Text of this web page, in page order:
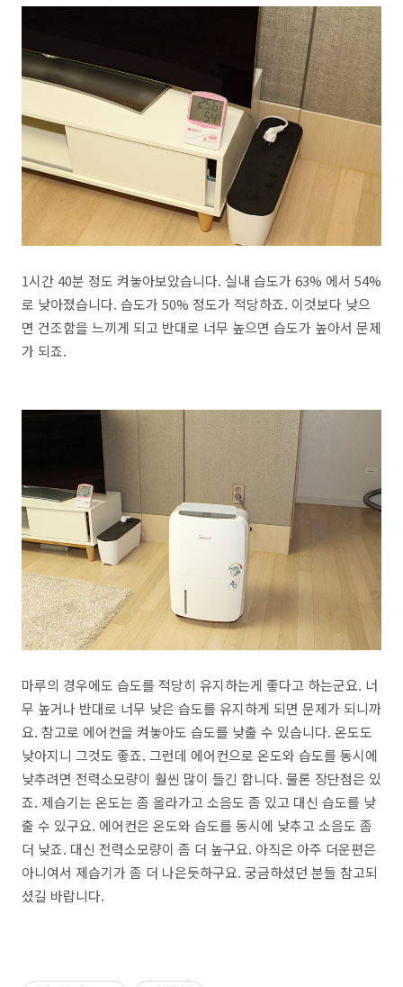
1시간 40분 정도 켜놓아보았습니다. 실내 습도가 63% 에서 54%
로 낮아졌습니다. 습도가 50% 정도가 적당하죠. 이것보다 낮으
면 건조함을 느끼게 되고 반대로 너무 높으면 습도가 높아서 문제
가 되죠.
마루의 경우에도 습도를 적당히 유지하는게 좋다고 하는군요. 너
무 높거나 반대로 너무 낮은 습도를 유지하게 되면 문제가 되니까
요. 참고로 에어컨을 켜놓아도 습도를 낮출 수 있습니다. 온도도
낮아지니 그것도 좋죠. 그런데 에어컨으로 온도와 습도를 동시에
낮추려면 전력소모량이 훨씬 많이 들긴 합니다. 물론 장단점은 있
죠. 제습기는 온도는 좀 올라가고 소음도 좀 있고 대신 습도를 낮
출 수 있구요. 에어컨은 온도와 습도를 동시에 낮추고 소음도 좀
더 낮죠. 대신 전력소모량이 좀 더 높구요. 아직은 아주 더운편은
아니여서 제습기가 좀 더 나은듯하구요. 궁금하셨던 분들 참고되
셨길 바랍니다.